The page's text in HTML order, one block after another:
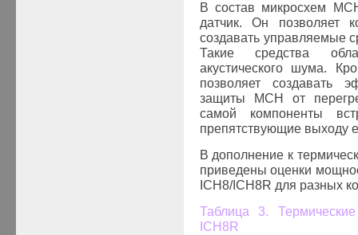
В состав микросхем
датчик. Он позволяет
создавать управляемые
Такие средства
акустического шума.
позволяет создавать
защиты
MCH
от
самой компоненты
препятствующие выходу
В дополнение к
приведены оценки
ICH8/ICH8R для разных
Таблица 3.
ICH8 R